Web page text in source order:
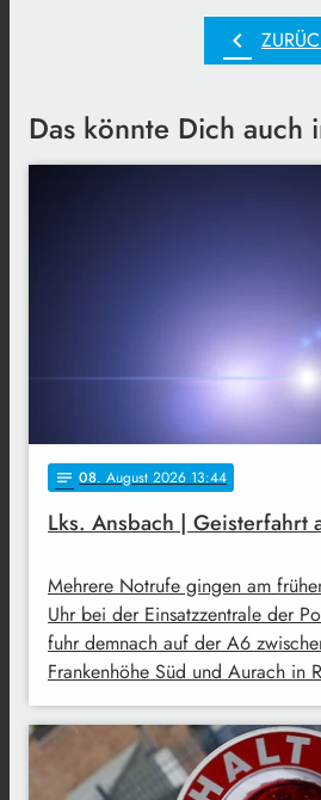
chevron_left
Das könnte Dich auch
notes 08. August 2026 13:44
Lks. Ansbach | Geisterfahrt
Mehrere Notrufe gingen am
Uhr bei der Einsatzzentrale der
fuhr demnach auf der A6
Frankenhöhe Süd und Aurach